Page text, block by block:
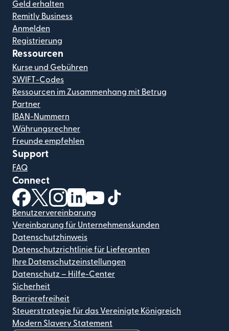
Geld erhalten
Remitly Business
Anmelden
Registrierung
Ressourcen
Kurse und Gebühren
SWIFT-Codes
Ressourcen im Zusammenhang mit Betrug
Partner
IBAN-Nummern
Währungsrechner
Freunde empfehlen
Support
FAQ
Connect
(wird in einem neuen Fenster geöffnet)
(wird in einem neuen Fenster geöffnet)
(wird in einem neuen Fenster geöffnet)
(wird in einem neuen Fenster geöffnet)
(wird in einem neuen Fenster
Benutzervereinbarung
Vereinbarung für Unternehmenskunden
Datenschutzhinweis
Datenschutzrichtlinie für Lieferanten
Ihre Datenschutzeinstellungen
Datenschutz – Hilfe-Center
Sicherheit
Barrierefreiheit
Steuerstrategie für das Vereinigte Königreich
Modern Slavery Statement